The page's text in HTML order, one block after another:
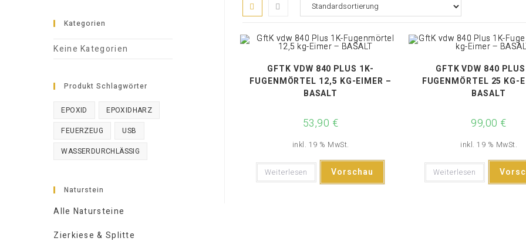
GFTK VDW 840 PLUS 1K-
FUGENMÖRTEL 12,5 KG-EIMER –
BASALT
53,90 €
inkl. 19 % MwSt.
Weiterlesen Vorschau
GFTK VDW 840
FUGENMÖRTEL 25 KG-
BASALT
99,00 €
inkl. 19 % MwSt.
Weiterlesen
Kategorien
Keine Kategorien
Produkt Schlagwörter
EPOXID
EPOXIDHARZ
FEUERZEUG
USB
WASSERDURCHLÄSSIG
Naturstein
Alle Natursteine
Zierkiese & Splitte